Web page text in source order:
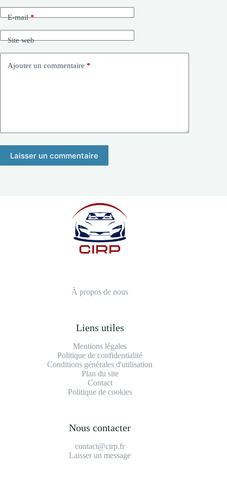
E-mail*
Site web
Ajouter un commentaire *
Laisser un commentaire
À propos de nous
Liens utiles
Mentions légales
Politique de confidentialité
Conditions générales d'utilisation
Plan du site
Contact
Politique de cookies
Nous contacter
contact@cirp.fr
Laisser un message